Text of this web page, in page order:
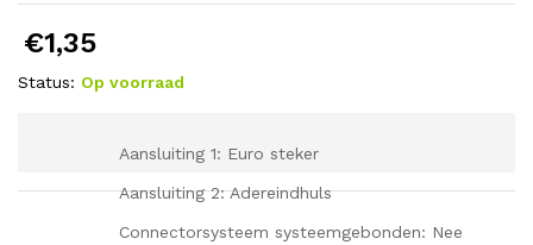
€1,35
Status: Op voorraad
Aansluiting 1: Euro steker
Aansluiting 2: Adereindhuls
Connectorsysteem systeemgebonden: Nee